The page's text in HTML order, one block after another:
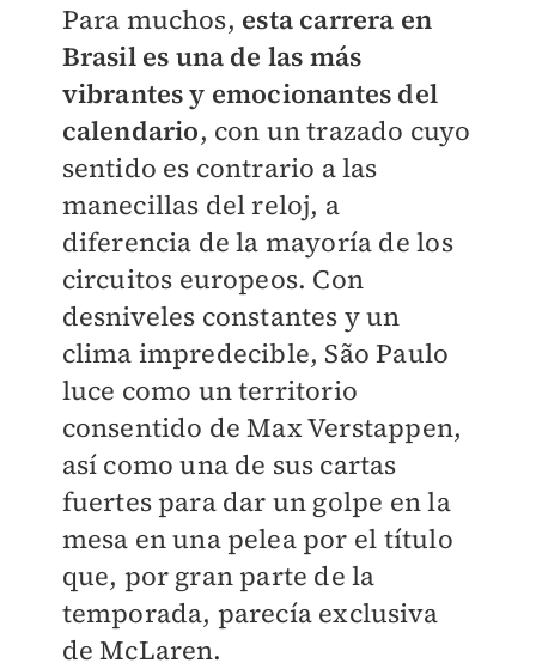
Para muchos, esta carrera en
Brasil es una de las más
vibrantes y emocionantes del
calendario, con un trazado cuyo
sentido es contrario a las
manecillas del reloj, a
diferencia de la mayoría de los
circuitos europeos. Con
desniveles constantes y un
clima impredecible, São Paulo
luce como un territorio
consentido de Max Verstappen,
así como una de sus cartas
fuertes para dar un golpe en la
mesa en una pelea por el título
que, por gran parte de la
temporada, parecía exclusiva
de McLaren.